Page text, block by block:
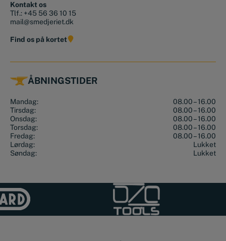
Kontakt os
Tlf.: +45 56 36 10 15
mail@smedjeriet.dk
Find os på kortet
ÅBNINGSTIDER
Mandag:
08.00 – 16.00
Tirsdag:
08.00 – 16.00
Onsdag:
08.00 – 16.00
Torsdag:
08.00 – 16.00
Fredag:
08.00 – 16.00
Lørdag:
Lukket
Søndag:
Lukket